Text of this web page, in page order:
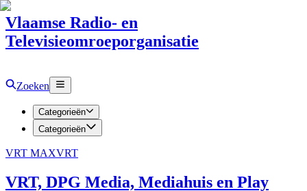
Vlaamse Radio- en
Televisieomroeporganisatie
Zoeken
Categorieën
Categorieën
VRT MAXVRT
VRT, DPG Media, Mediahuis en Play